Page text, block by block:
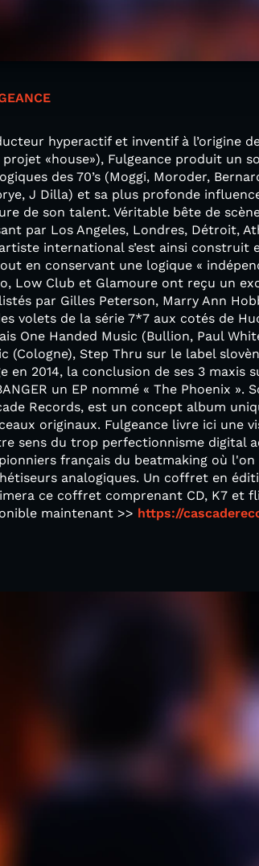
hyperactif et inventif à l’origine
projet «house»), Fulgeance produit un
des 70’s (Moggi, Moroder,
J Dilla) et sa plus profonde
de son talent. Véritable bête de
par Los Angeles, Londres, Détroit,
international s’est ainsi construit
en conservant une logique «
Low Club et Glamoure ont reçu un
par Gilles Peterson, Marry Ann
volets de la série 7*7 aux cotés de
One Handed Music (Bullion, Paul
(Cologne), Step Thru sur le label
en 2014, la conclusion de ses 3 maxis
un EP nommé « The Phoenix
Records, est un concept album
originaux. Fulgeance livre ici une
sens du trop perfectionnisme digital
français du beatmaking où
analogiques. Un coffret en
ce coffret comprenant CD, K7 et
maintenant >> https://